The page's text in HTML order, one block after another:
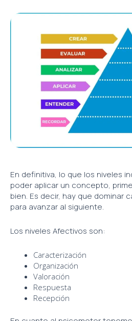
En definitiva, lo que los niveles
poder aplicar un concepto,
bien. Es decir, hay que dominar
para avanzar al siguiente.
Los niveles Afectivos son:
Caracterización
Organización
Valoración
Respuesta
Recepción